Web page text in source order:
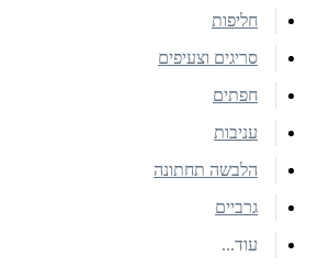
חליפות
סריגים וצעיפים
חפתים
עניבות
הלבשה תחתונה
גרביים
עוד...